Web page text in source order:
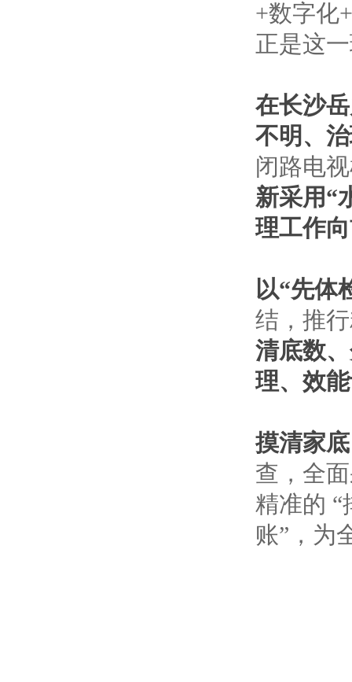
+数字化
正是这
在长沙
不明、
闭路电
新采用“
理工作
以“先体
结，推
清底数
理、效
摸清家
查，全
精准的 “
账”，为